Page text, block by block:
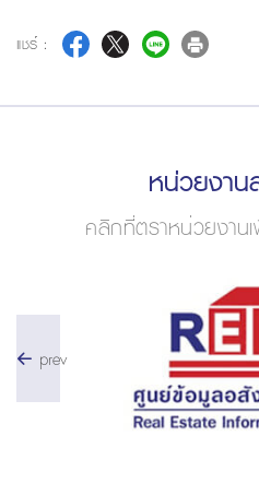
แชร์ :
หน่วยงา
คลิกที่ตราหน่วยงาน
prev